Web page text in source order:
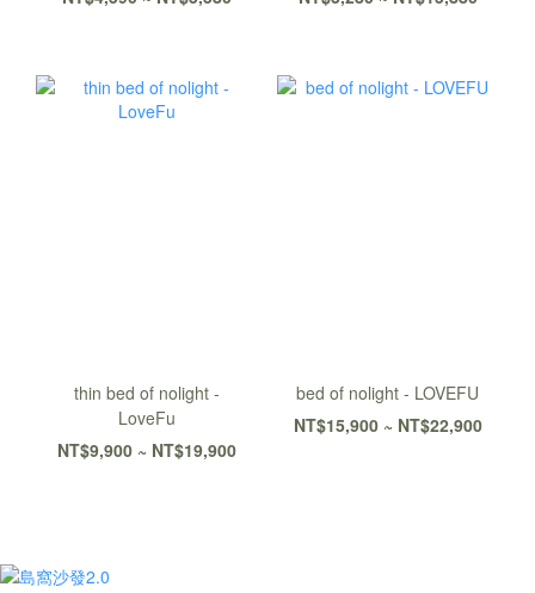
thin bed of nolight -
LoveFu
NT$9,900 ~ NT$19,900
bed of nolight - LOVEFU
NT$15,900 ~ NT$22,900